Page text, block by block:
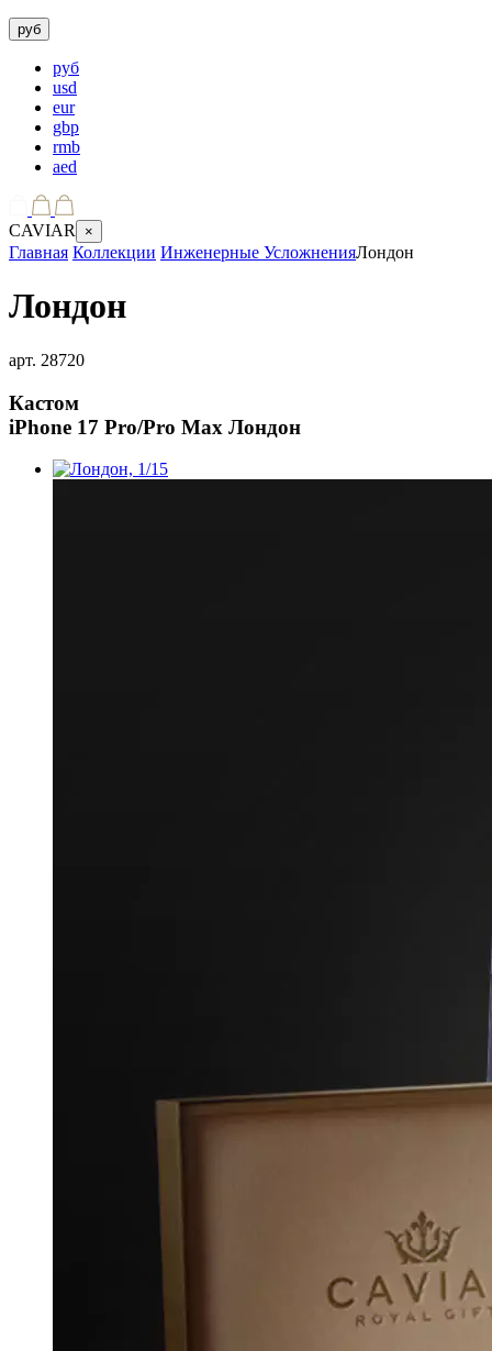
руб
руб
usd
eur
gbp
rmb
aed
CAVIAR ×
Главная Коллекции Инженерные УсложненияЛондон
Лондон
арт. 28720
Кастом
iPhone 17 Pro/Pro Max Лондон